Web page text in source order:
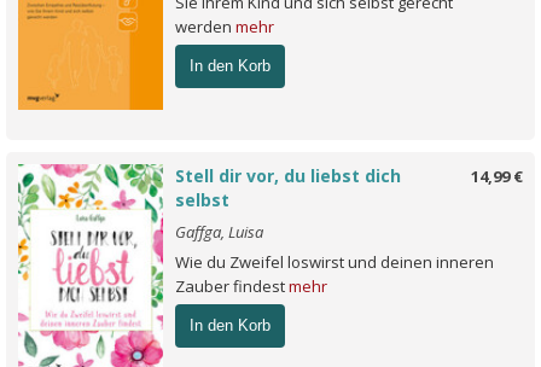
werden mehr
In den Korb
14,99 €
Stell dir vor, du liebst dich
selbst
Gaffga, Luisa
Wie du Zweifel loswirst und deinen inneren
Zauber findestmehr
In den Korb